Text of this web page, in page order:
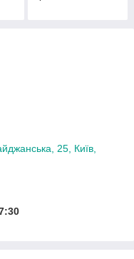
25, Київ,